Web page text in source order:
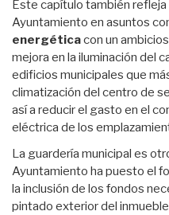
Este capítulo también
Ayuntamiento en asuntos
energéticacon un
mejora en la iluminación del
edificios municipales que
climatización del centro de
así a reducir el gasto en el
eléctrica de los
La guardería municipal es
Ayuntamiento ha puesto el
la inclusión de los fondos
pintado exterior del